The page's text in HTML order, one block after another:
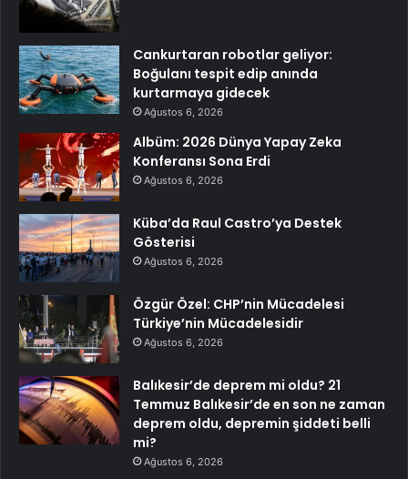
Cankurtaran robotlar geliyor:
Boğulanı tespit edip anında
kurtarmaya gidecek
Ağustos 6, 2026
Albüm: 2026 Dünya Yapay Zeka
Konferansı Sona Erdi
Ağustos 6, 2026
Küba’da Raul Castro’ya Destek
Gösterisi
Ağustos 6, 2026
Özgür Özel: CHP’nin Mücadelesi
Türkiye’nin Mücadelesidir
Ağustos 6, 2026
Balıkesir’de deprem mi oldu? 21
Temmuz Balıkesir’de en son ne zaman
deprem oldu, depremin şiddeti belli
mi?
Ağustos 6, 2026